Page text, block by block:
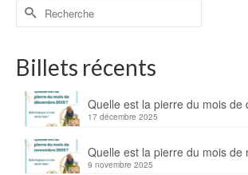
Billets récents
Quelle est la pierre du mois de
17 décembre 2025
Quelle est la pierre du mois de
9 novembre 2025